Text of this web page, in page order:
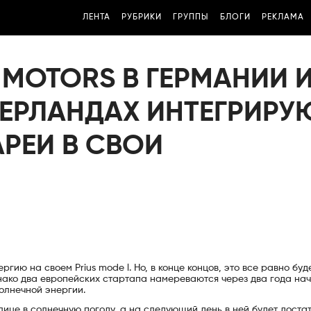
ЛЕНТА РУБРИКИ ГРУППЫ БЛОГИ РЕКЛАМА
В ГЕРМАНИИ
В СВОИ
на своем Prius mode l. Но, в конце концов, это все равно
два европейских стартапа намереваются через два года
энергии.